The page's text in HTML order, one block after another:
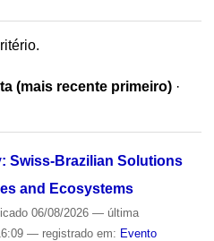
(mais recente primeiro) ·
Swiss-Brazilian Solutions
and Ecosystems
06/08/2026 — última
— registrado em: Evento